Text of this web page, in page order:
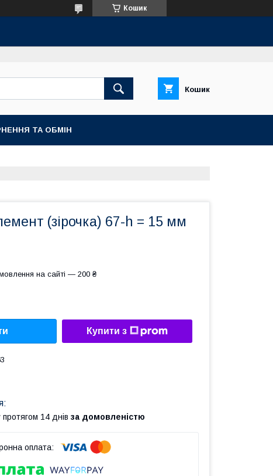
Кошик
Кошик
ТА ОБМІН
(зірочка) 67-h = 15 мм
на сайті — 200 ₴
Купити з
14 днів за домовленістю